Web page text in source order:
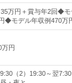
35万円＋賞与年2回◆
◆モデル年収例470万
万円
（2）19:30～翌